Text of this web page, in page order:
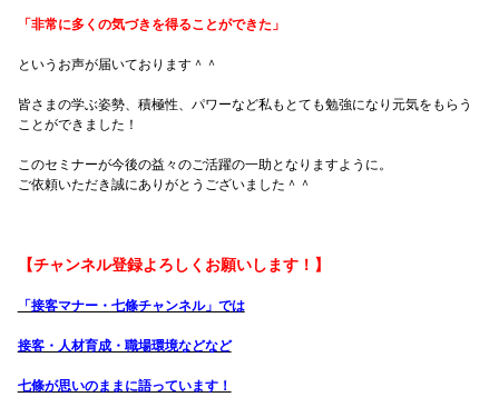
「非常に多くの気づきを得ることができた」
というお声が届いております＾＾
皆さまの学ぶ姿勢、積極性、パワーなど私もとても勉強になり元気をもらう
ことができました！
このセミナーが今後の益々のご活躍の一助となりますように。
ご依頼いただき誠にありがとうございました＾＾
【チャンネル登録よろしくお願いします！】
「接客マナー・七條チャンネル」では
接客・人材育成・職場環境などなど
七條が思いのままに語っています！